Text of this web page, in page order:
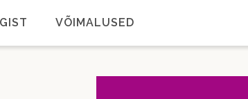
VÕIMALUSED